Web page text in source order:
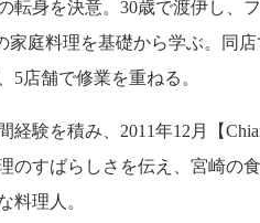
転身を決意。30歳で渡伊し、
家庭料理を基礎から学ぶ。同
5店舗で修業を重ねる。
経験を積み、2011年12月【
のすばらしさを伝え、宮崎の
料理人。